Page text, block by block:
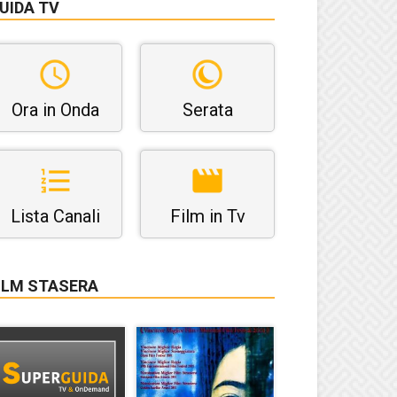
TV
Ora in Onda Serata
Lista Canali Film in Tv
STASERA